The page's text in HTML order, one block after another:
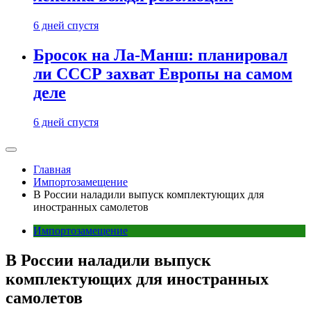
6 дней спустя
Бросок на Ла-Манш: планировал
ли СССР захват Европы на самом
деле
6 дней спустя
Главная
Импортозамещение
В России наладили выпуск комплектующих для
иностранных самолетов
Импортозамещение
В России наладили выпуск
комплектующих для иностранных
самолетов